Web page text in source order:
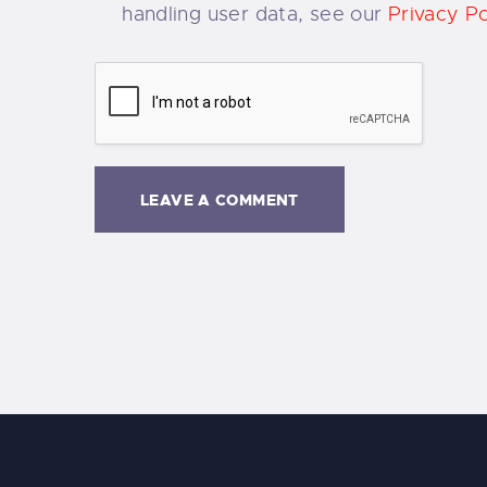
handling user data, see our Privacy